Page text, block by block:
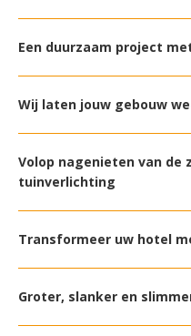
Een duurzaam project
Wij laten jouw gebouw
Volop nagenieten van de
tuinverlichting
Transformeer uw hotel
Groter, slanker en slimmer